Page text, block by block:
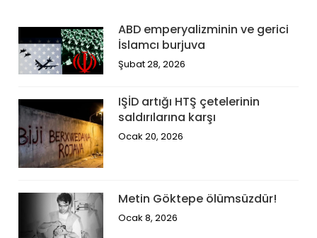
ABD emperyalizminin ve gerici
İslamcı burjuva
Şubat 28, 2026
IŞİD artığı HTŞ çetelerinin
saldırılarına karşı
Ocak 20, 2026
Metin Göktepe ölümsüzdür!
Ocak 8, 2026